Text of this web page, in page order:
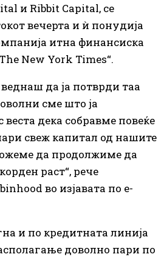
и Ribbit Capital, се
вечерта и ѝ понудија
итна финансиска
New York Times“.
да ја потврди таа
сме што ја
веста дека собравме повеќе
свеж капитал од нашите
да продолжиме да
раст“, ​​рече
во изјавата по е-
и по кредитната линија
доволно пари по